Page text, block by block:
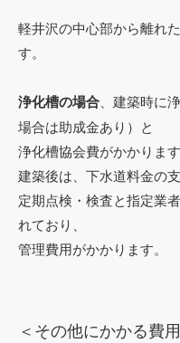
軽井沢の中心部から離れ
す。
浄化槽の場合 、建築時に
場合は助成金あり）と
浄化槽協会費がかかります
建築後は、下水道料金の
定期点検・検査と指定業
れており、
管理費用がかかります。
＜その他にかかる費